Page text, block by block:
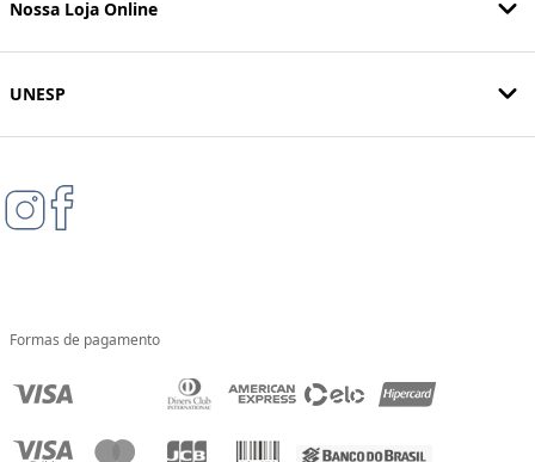
Nossa Loja Online
UNESP
Formas de pagamento